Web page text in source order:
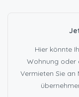
Hier könnte
Wohnung oder
Vermieten Sie an